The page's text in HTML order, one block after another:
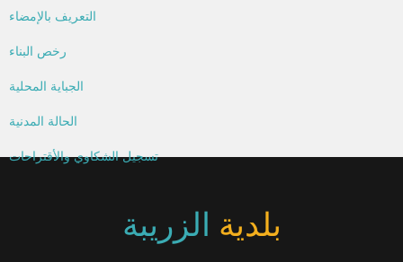
التعريف بالإمضاء
رخص البناء
الجباية المحلية
الحالة المدنية
تسجيل الشكاوي والأقتراحات
بلدية الزريبة